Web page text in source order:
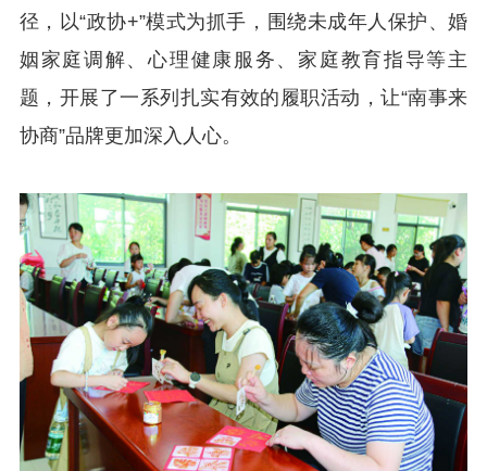
径，以“政协+”模式为抓手，围绕未成年人保护、婚
姻家庭调解、心理健康服务、家庭教育指导等主
题，开展了一系列扎实有效的履职活动，让“南事来
协商”品牌更加深入人心。